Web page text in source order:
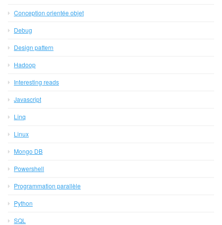
Conception orientée objet
Debug
Design pattern
Hadoop
Interesting reads
Javascript
Linq
Linux
Mongo DB
Powershell
Programmation parallèle
Python
SQL